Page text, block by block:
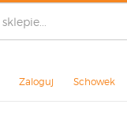
Zaloguj Schowek